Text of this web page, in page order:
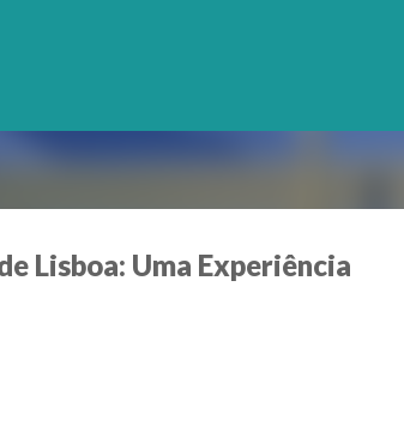
Lisboa: Uma Experiência